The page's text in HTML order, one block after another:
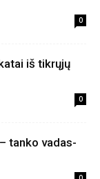
0
iš tikrųjų
0
tanko vadas-